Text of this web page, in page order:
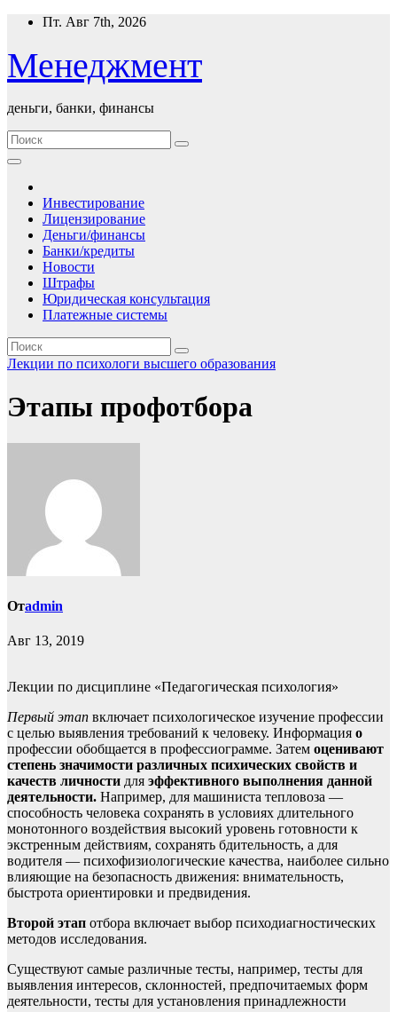
Перейти
содержимому
Пт. Авг 7th, 2026
Менеджмент
деньги, банки, финансы
Инвестирование
Лицензирование
Деньги/финансы
Банки/кредиты
Новости
Штрафы
Юридическая консультация
Платежные системы
Лекции по психологи высшего образования
Этапы профотбора
Отadmin
Авг 13, 2019
Лекции по дисциплине «Педагогическая психология»
Первый этап включает психологическое изучение профессии
с целью выявления требований к человеку. Информация о
профессии обобщается в профессиограмме. Затем оценивают
степень значимости различных психических свойств и
качеств личности для эффективного выполнения данной
деятельности. Например, для машиниста тепловоза —
способность человека сохранять в условиях длительного
монотонного воздействия высокий уровень готовности к
экстренным действиям, сохранять бдительность, а для
водителя — психофизиологические качества, наиболее сильно
влияющие на безопасность движения: внимательность,
быстрота ориентировки и предвидения.
Второй этап отбора включает выбор психодиагностических
методов исследования.
Существуют самые различные тесты, например, тесты для
выявления интересов, склонностей, предпочитаемых форм
деятельности, тесты для установления принадлежности